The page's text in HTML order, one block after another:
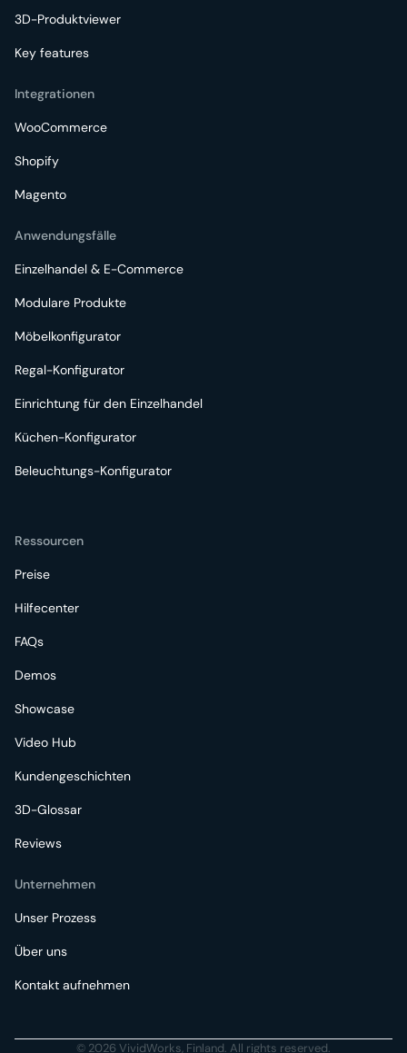
3D-Produktviewer
Key features
Integrationen
WooCommerce
Shopify
Magento
Anwendungsfälle
Einzelhandel & E-Commerce
Modulare Produkte
Möbelkonfigurator
Regal-Konfigurator
Einrichtung für den Einzelhandel
Küchen-Konfigurator
Beleuchtungs-Konfigurator
Ressourcen
Preise
Hilfecenter
FAQs
Demos
Showcase
Video Hub
Kundengeschichten
3D-Glossar
Reviews
Unternehmen
Unser Prozess
Über uns
Kontakt aufnehmen
© 2026 VividWorks, Finland. All rights reserved.